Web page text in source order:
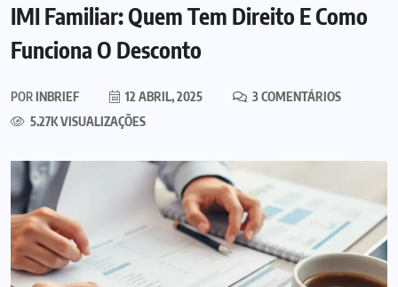
IMI Familiar: Quem Tem Direito E Como
Funciona O Desconto
PORINBRIEF 12 ABRIL, 2025
3 COMENTÁRIOS
5.27K VISUALIZAÇÕES